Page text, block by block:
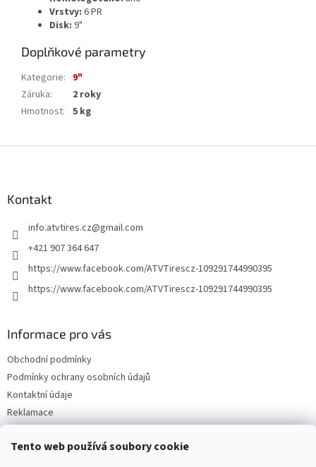
Tento web používá soubory cookie
Vrstvy: 6 PR
Disk: 9"
Doplňkové parametry
Kategorie: 9"
Záruka:
2 roky
Hmotnost: 5 kg
Kontakt
info.atvtires.cz@gmail.com
+421 907 364 647
https://www.facebook.com/ATVTirescz-109291744990395
https://www.facebook.com/ATVTirescz-109291744990395
Informace pro vás
Obchodní podmínky
Podmínky ochrany osobních údajů
Kontaktní údaje
Reklamace